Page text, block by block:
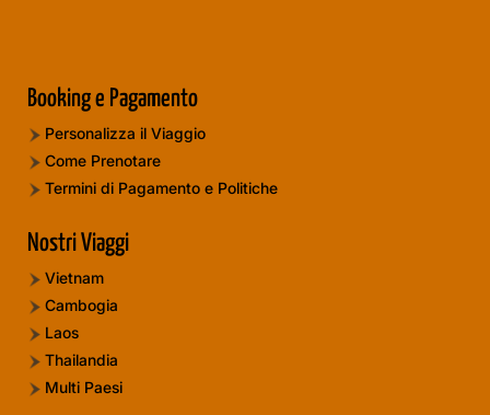
Booking e Pagamento
Personalizza il Viaggio
Come Prenotare
Termini di Pagamento e Politiche
Nostri Viaggi
Vietnam
Cambogia
Laos
Thailandia
Multi Paesi